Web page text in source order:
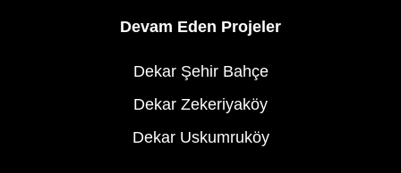
Devam Eden Projeler
Dekar Şehir Bahçe
Dekar Zekeriyaköy
Dekar Uskumruköy